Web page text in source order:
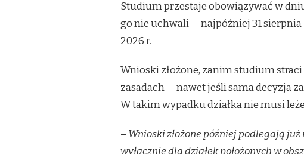
Studium przestaje obowiązywać w
go nie uchwali — najpóźniej 31 sierpnia
2026 r.
Wnioski złożone, zanim studium
zasadach — nawet jeśli sama decyzja
W takim wypadku działka nie musi
– Wnioski złożone później podlegają
wyłącznie dla działek położonych w